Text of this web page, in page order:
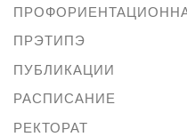
ПРЭТИПЭ
ПУБЛИКАЦИИ
РАСПИСАНИЕ
РЕКТОРАТ